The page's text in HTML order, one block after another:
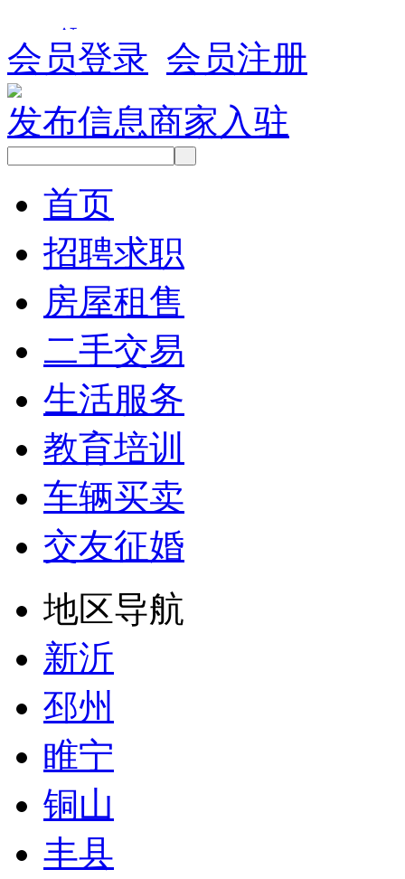
会员登录 会员注册
发布信息商家入驻
首页
招聘求职
房屋租售
二手交易
生活服务
教育培训
车辆买卖
交友征婚
地区导航
新沂
邳州
睢宁
铜山
丰县